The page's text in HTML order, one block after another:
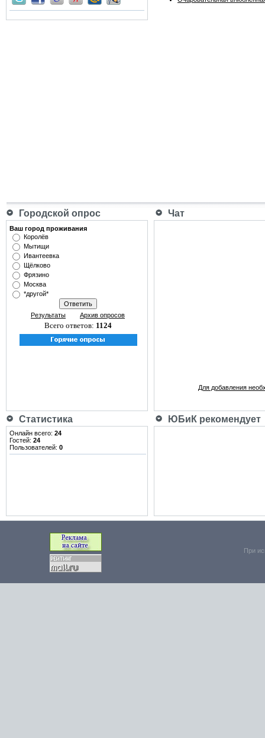
Городской опрос Чат
Ваш город проживания
Королёв
Мытищи
Ивантеевка
Щёлково
Фрязино
Москва
*другой*
Результаты Архив опросов
Всего ответов: 1124
Для добавления
Статистика ЮБиК рекомендует
Онлайн всего: 24
Гостей: 24
Пользователей: 0
При